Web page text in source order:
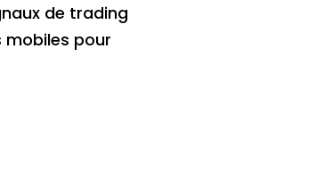
de trading
mobiles pour